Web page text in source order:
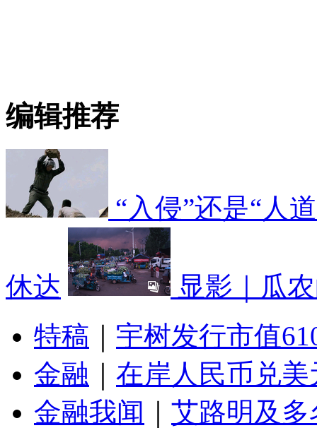
编辑推荐
“入侵”还是“人
休达
显影｜瓜
特稿
宇树发行市值
金融
在岸人民币兑
金融我闻
艾路明及